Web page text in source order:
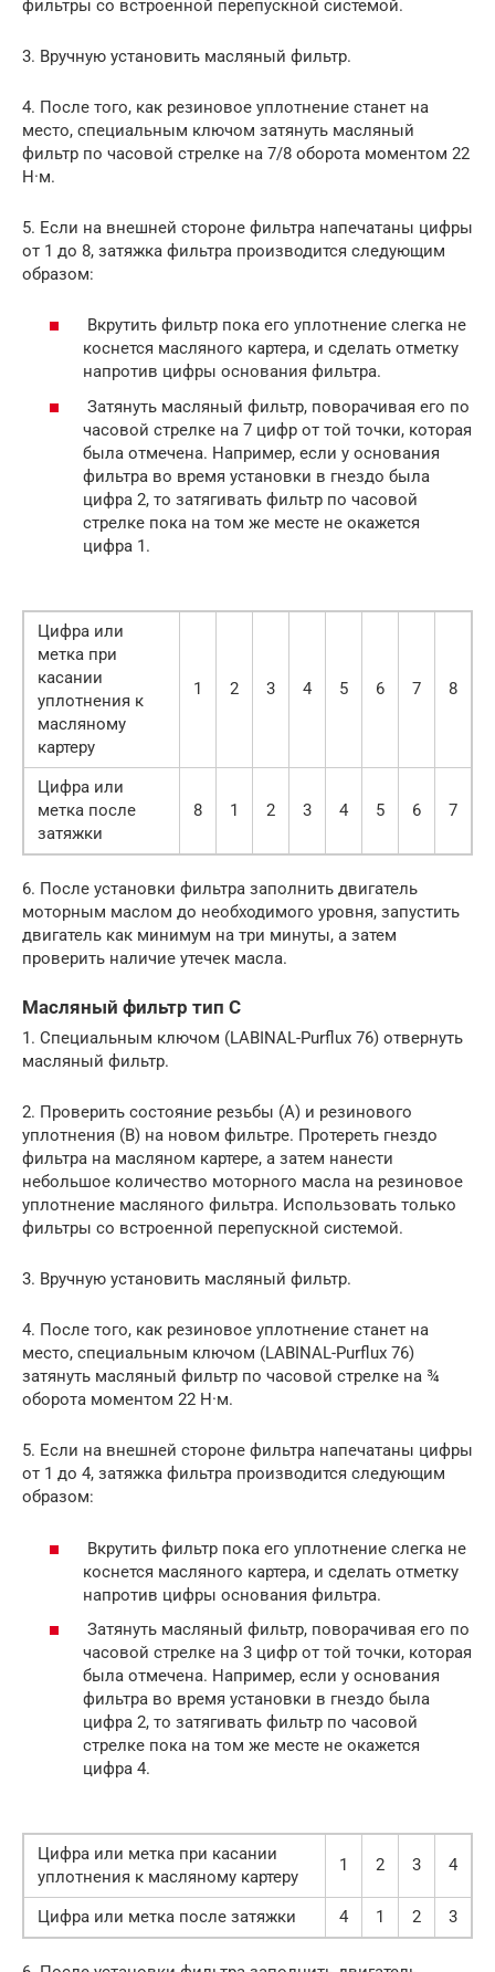
фильтры со встроенной перепускной системой.
3. Вручную установить масляный фильтр.
4. После того, как резиновое уплотнение станет на
место, специальным ключом затянуть масляный
фильтр по часовой стрелке на 7/8 оборота моментом 22
Н·м.
5. Если на внешней стороне фильтра напечатаны цифры
от 1 до 8, затяжка фильтра производится следующим
образом:
Вкрутить фильтр пока его уплотнение слегка не
коснется масляного картера, и сделать отметку
напротив цифры основания фильтра.
Затянуть масляный фильтр, поворачивая его по
часовой стрелке на 7 цифр от той точки, которая
была отмечена. Например, если у основания
фильтра во время установки в гнездо была
цифра 2, то затягивать фильтр по часовой
стрелке пока на том же месте не окажется
цифра 1.
Цифра или
метка при
касании
уплотнения к
масляному
картеру
1 2 3 4 5 6 7 8
Цифра или
метка после
затяжки
8 1 2 3 4 5 6 7
6. После установки фильтра заполнить двигатель
моторным маслом до необходимого уровня, запустить
двигатель как минимум на три минуты, а затем
проверить наличие утечек масла.
Масляный фильтр тип С
1. Специальным ключом (LABINAL-Purflux 76) отвернуть
масляный фильтр.
2. Проверить состояние резьбы (А) и резинового
уплотнения (В) на новом фильтре. Протереть гнездо
фильтра на масляном картере, а затем нанести
небольшое количество моторного масла на резиновое
уплотнение масляного фильтра. Использовать только
фильтры со встроенной перепускной системой.
3. Вручную установить масляный фильтр.
4. После того, как резиновое уплотнение станет на
место, специальным ключом (LABINAL-Purflux 76)
затянуть масляный фильтр по часовой стрелке на ¾
оборота моментом 22 Н·м.
5. Если на внешней стороне фильтра напечатаны цифры
от 1 до 4, затяжка фильтра производится следующим
образом:
Вкрутить фильтр пока его уплотнение слегка не
коснется масляного картера, и сделать отметку
напротив цифры основания фильтра.
Затянуть масляный фильтр, поворачивая его по
часовой стрелке на 3 цифр от той точки, которая
была отмечена. Например, если у основания
фильтра во время установки в гнездо была
цифра 2, то затягивать фильтр по часовой
стрелке пока на том же месте не окажется
цифра 4.
Цифра или метка при касании
уплотнения к масляному картеру
1 2 3 4
Цифра или метка после затяжки 4 1 2 3